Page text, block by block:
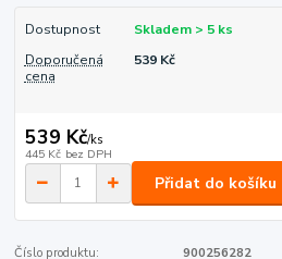
Dostupnost
Skladem > 5 ks
Doporučená
cena
539 Kč
539 Kč/ks
445 Kč bez DPH
Přidat do košíku
Číslo produktu:
900256282